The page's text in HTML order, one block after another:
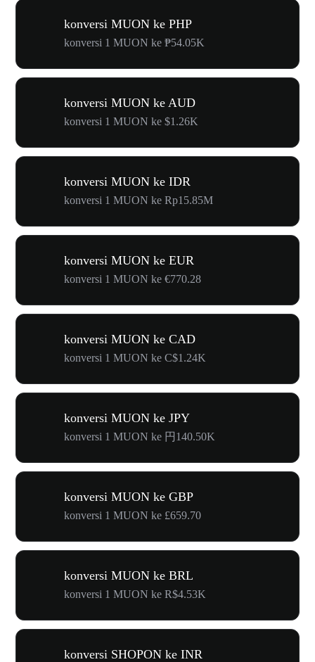
konversi MUON ke PHP
konversi 1 MUON ke ₱54.05K
konversi MUON ke AUD
konversi 1 MUON ke $1.26K
konversi MUON ke IDR
konversi 1 MUON ke Rp15.85M
konversi MUON ke EUR
konversi 1 MUON ke €770.28
konversi MUON ke CAD
konversi 1 MUON ke C$1.24K
konversi MUON ke JPY
konversi 1 MUON ke 円140.50K
konversi MUON ke GBP
konversi 1 MUON ke £659.70
konversi MUON ke BRL
konversi 1 MUON ke R$4.53K
konversi SHOPON ke INR